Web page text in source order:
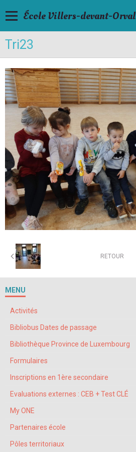
École Villers-devant-Orval
Tri23
RETOUR
MENU
Activités
Bibliobus Dates de passage
Bibliothèque Province de Luxembourg
Formulaires
Inscriptions en 1ère secondaire
Evaluations externes : CEB + Test CLÉ
My ONE
Partenaires école
Pôles territoriaux